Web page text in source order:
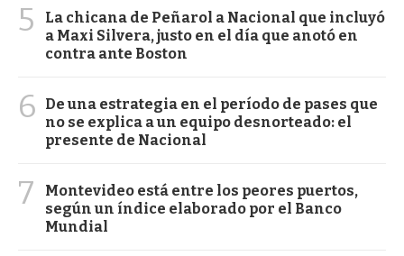
5
La chicana de Peñarol a Nacional que incluyó
a Maxi Silvera, justo en el día que anotó en
contra ante Boston
6
De una estrategia en el período de pases que
no se explica a un equipo desnorteado: el
presente de Nacional
7
Montevideo está entre los peores puertos,
según un índice elaborado por el Banco
Mundial